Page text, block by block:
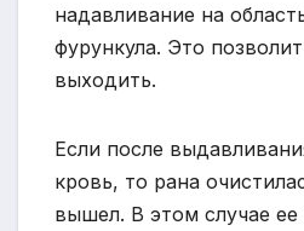
надавливание на
фурункула. Это
выходить.
Если после
кровь, то рана
вышел. В этом случае